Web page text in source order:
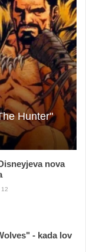
Hunter"
nova
12
- kada lov